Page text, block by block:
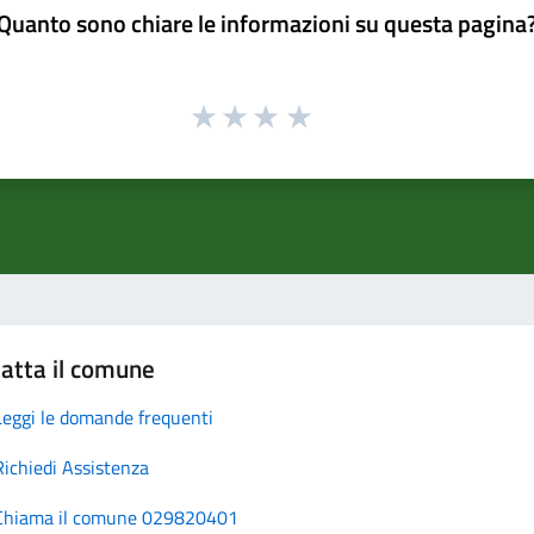
sono chiare le informazioni su questa
il comune
le domande frequenti
Assistenza
il comune 029820401